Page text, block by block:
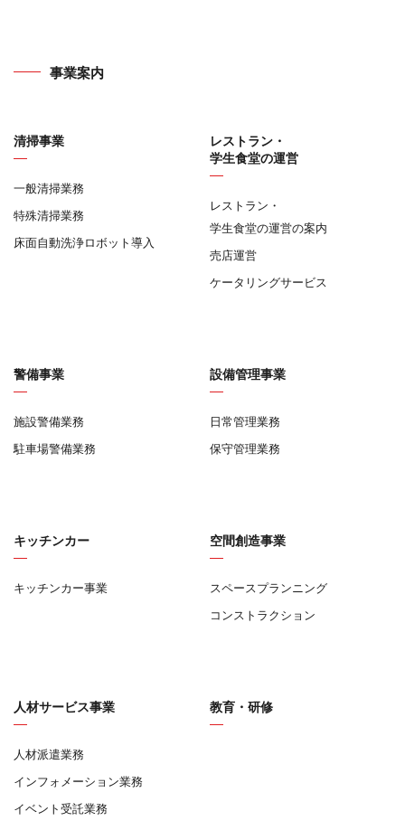
事業案内
清掃事業
一般清掃業務
特殊清掃業務
床面自動洗浄ロボット導入
レストラン・
学生食堂の運営
レストラン・
学生食堂の運営の案内
売店運営
ケータリングサービス
警備事業
施設警備業務
駐車場警備業務
設備管理事業
日常管理業務
保守管理業務
キッチンカー
キッチンカー事業
空間創造事業
スペースプランニング
コンストラクション
人材サービス事業
人材派遣業務
インフォメーション業務
イベント受託業務
教育・研修